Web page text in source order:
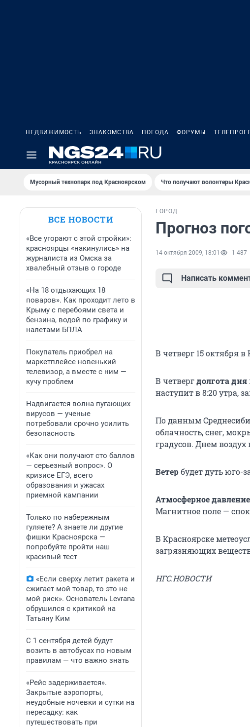
НЕДВИЖИМОСТЬ ЗНАКОМСТВА ПОГОДА ФОРУМЫ
Мусорный технопарк под Крaсноярском Что получают волонтеры
ВСЕ НОВОСТИ
«Все угорают с этой стройки»:
красноярцы «накинулись» на
журналиста из Омска за
хвалебный отзыв о городе
«На 18 отдыхающих 18
поваров». Как проходит лето в
Крыму с перебоями света и
бензина, водой по графику и
налетами БПЛА
Покупатель приобрел на
маркетплейсе новенький
телевизор, а вместе с ним —
кучу проблем
Надвигается волна пугающих
вирусов — ученые
потребовали срочно усилить
безопасность
«Как они получают сто баллов
— серьезный вопрос». О
кризисе ЕГЭ, всего
образования и ужасах
приемной кампании
Только по набережным
гуляете? А знаете ли другие
фишки Красноярска —
попробуйте пройти наш
красивый тест
«Если сверху летит ракета и
сжигает мой товар, то это не
мой риск». Основатель Levrana
обрушился с критикой на
Татьяну Ким
С 1 сентября детей будут
возить в автобусах по новым
правилам — что важно знать
«Рейс задерживается».
Закрытые аэропорты,
неудобные ночевки и сутки на
пересадку: как
путешествовать при
ГОРОД
Прогноз
14 октября 2009, 18:01 1 487
Написать
В четверг 15 октября
В четвергдолгота дня
наступит в 8:20 утра,
По данным
облачность, снег,
градусов. Днем воздух
Ветербудет дуть юго-
Атмосферное давление
Магнитное поле —
В Красноярске
загрязняющих
НГС.НОВОСТИ